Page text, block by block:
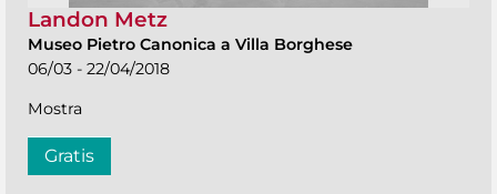
Landon Metz
Museo Pietro Canonica a Villa Borghese
06/03 - 22/04/2018
Mostra
Gratis